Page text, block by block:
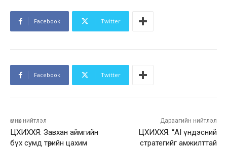
Facebook Twitter
Facebook Twitter
өмнөх нийтлэл
ЦХИХХЯ: Завхан аймгийн
бүх сумд төрийн цахим
Дараагийн нийтлэл
ЦХИХХЯ: “AI үндэсний
стратегийг амжилттай